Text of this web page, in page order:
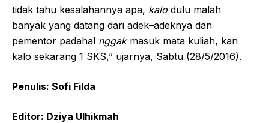
tidak tahu kesalahannya apa, kalo dulu malah
banyak yang datang dari adek–adeknya dan
pementor padahal nggakmasuk mata kuliah, kan
kalo sekarang 1 SKS,” ujarnya, Sabtu (28/5/2016).
Penulis: Sofi Filda
Editor: Dziya Ulhikmah